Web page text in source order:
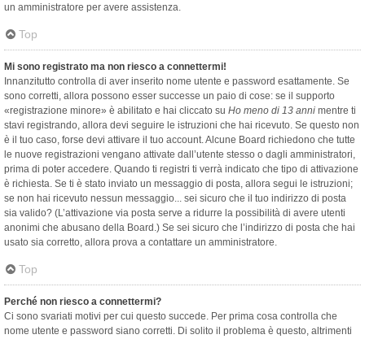
un amministratore per avere assistenza.
Top
Mi sono registrato ma non riesco a connettermi!
Innanzitutto controlla di aver inserito nome utente e password esattamente. Se
sono corretti, allora possono esser successe un paio di cose: se il supporto
«registrazione minore» è abilitato e hai cliccato su Ho meno di 13 anni mentre ti
stavi registrando, allora devi seguire le istruzioni che hai ricevuto. Se questo non
è il tuo caso, forse devi attivare il tuo account. Alcune Board richiedono che tutte
le nuove registrazioni vengano attivate dall’utente stesso o dagli amministratori,
prima di poter accedere. Quando ti registri ti verrà indicato che tipo di attivazione
è richiesta. Se ti è stato inviato un messaggio di posta, allora segui le istruzioni;
se non hai ricevuto nessun messaggio... sei sicuro che il tuo indirizzo di posta
sia valido? (L’attivazione via posta serve a ridurre la possibilità di avere utenti
anonimi che abusano della Board.) Se sei sicuro che l’indirizzo di posta che hai
usato sia corretto, allora prova a contattare un amministratore.
Top
Perché non riesco a connettermi?
Ci sono svariati motivi per cui questo succede. Per prima cosa controlla che
nome utente e password siano corretti. Di solito il problema è questo, altrimenti